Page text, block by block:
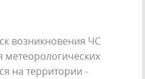
ЧС
метеорологических
на территории -